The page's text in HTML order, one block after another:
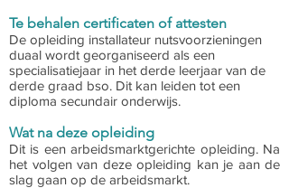
Te behalen certificaten of attesten
De opleiding installateur nutsvoorzieningen
duaal wordt georganiseerd als een
specialisatiejaar in het derde leerjaar van de
derde graad bso. Dit kan leiden tot een
diploma secundair onderwijs.
Wat na deze opleiding
Dit is een arbeidsmarktgerichte opleiding. Na
het volgen van deze opleiding kan je aan de
slag gaan op de arbeidsmarkt.